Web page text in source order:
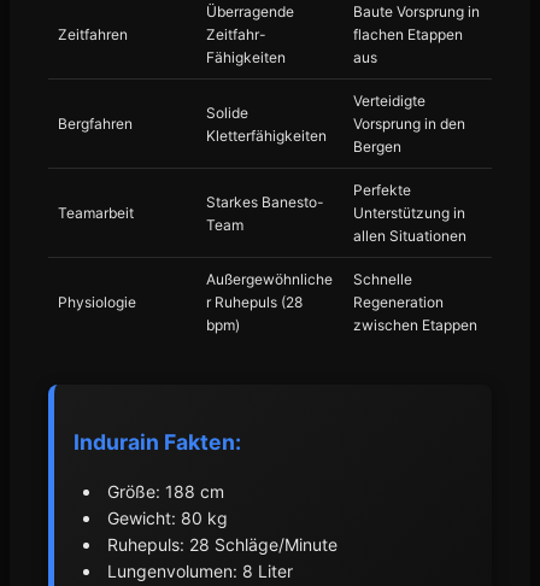
Zeitfahren
Überragende
Zeitfahr-
Fähigkeiten
Baute Vorsprung in
flachen Etappen
aus
Bergfahren
Solide
Kletterfähigkeiten
Verteidigte
Vorsprung in den
Bergen
Teamarbeit
Starkes Banesto-
Team
Perfekte
Unterstützung in
allen Situationen
Physiologie
Außergewöhnliche
r Ruhepuls (28
bpm)
Schnelle
Regeneration
zwischen Etappen
Indurain Fakten:
Größe: 188 cm
Gewicht: 80 kg
Ruhepuls: 28 Schläge/Minute
Lungenvolumen: 8 Liter